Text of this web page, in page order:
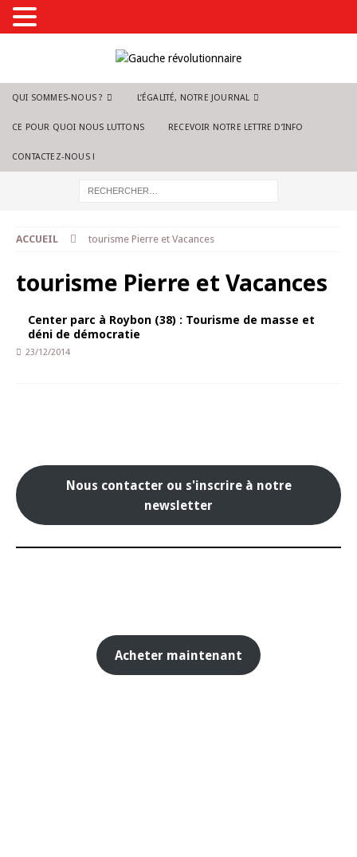
QUI SOMMES-NOUS ? L’ÉGALITÉ, NOTRE JOURNAL
CE POUR QUOI NOUS LUTTONS RECEVOIR NOTRE LETTRE D’INFO
CONTACTEZ-NOUS !
ACCUEIL tourisme Pierre et Vacances
tourisme Pierre et Vacances
Center parc à Roybon (38) : Tourisme de masse et
déni de démocratie
23/12/2014
Nous contacter ou s'inscrire à notre
newsletter
Acheter maintenant